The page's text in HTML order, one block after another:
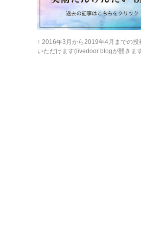
↑ 2016年3月から2019年4月までの投
いただけます(livedoor blogが開きま